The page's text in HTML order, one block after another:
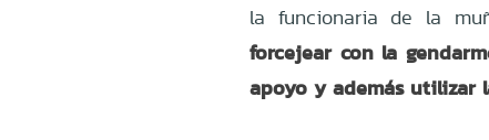
la funcionaria de la
forcejear con la
apoyo y además utilizar